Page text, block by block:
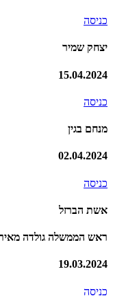
כניסה
יצחק שמיר
15.04.2024
כניסה
מנחם בגין
02.04.2024
כניסה
אשת הברזל
ראש הממשלה גולדה
19.03.2024
כניסה